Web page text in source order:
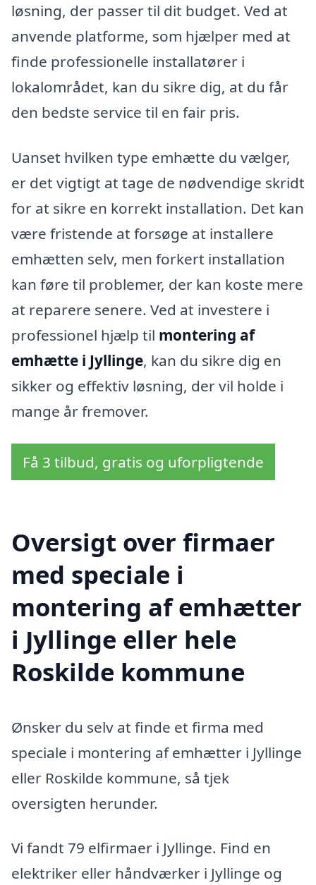
løsning, der passer til dit budget. Ved at
anvende platforme, som hjælper med at
finde professionelle installatører i
lokalområdet, kan du sikre dig, at du får
den bedste service til en fair pris.
Uanset hvilken type emhætte du vælger,
er det vigtigt at tage de nødvendige skridt
for at sikre en korrekt installation. Det kan
være fristende at forsøge at installere
emhætten selv, men forkert installation
kan føre til problemer, der kan koste mere
at reparere senere. Ved at investere i
professionel hjælp til montering af
emhætte i Jyllinge, kan du sikre dig en
sikker og effektiv løsning, der vil holde i
mange år fremover.
Få 3 tilbud, gratis og uforpligtende
Oversigt over firmaer
med speciale i
montering af emhætter
i Jyllinge eller hele
Roskilde kommune
Ønsker du selv at finde et firma med
speciale i montering af emhætter i Jyllinge
eller Roskilde kommune, så tjek
oversigten herunder.
Vi fandt 79 elfirmaer i Jyllinge. Find en
elektriker eller håndværker i Jyllinge og